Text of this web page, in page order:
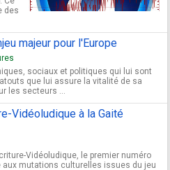
des
majeur pour l'Europe
sociaux et politiques qui lui sont
que lui assure la vitalité de sa
les secteurs ...
Vidéoludique à la Gaité
Vidéoludique, le premier numéro
mutations culturelles issues du jeu